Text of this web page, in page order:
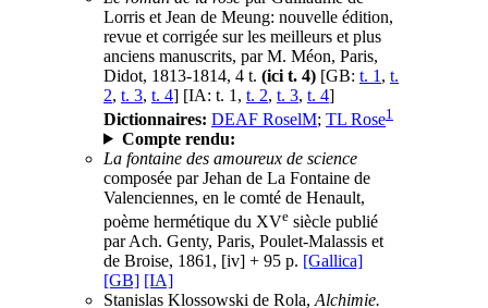
Lorris et Jean de Meung: nouvelle édition,
revue et corrigée sur les meilleurs et plus
anciens manuscrits, par M. Méon, Paris,
Didot, 1813-1814, 4 t. (ici t. 4) [GB: t. 1 , t.
2, t. 3, t. 4] [IA: t. 1, t. 2, t. 3, t. 4]
Dictionnaires: DEAF RoselM; TL Rose1
Compte rendu:
La fontaine des amoureux de science
composée par Jehan de La Fontaine de
Valenciennes, en le comté de Henault,
poème hermétique du XVe siècle publié
par Ach. Genty, Paris, Poulet-Malassis et
de Broise, 1861, [iv] + 95 p. [Gallica]
[GB] [IA]
Stanislas Klossowski de Rola, Alchimie.